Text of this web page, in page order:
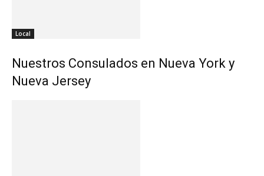
Local
Nuestros Consulados en Nueva York y
Nueva Jersey